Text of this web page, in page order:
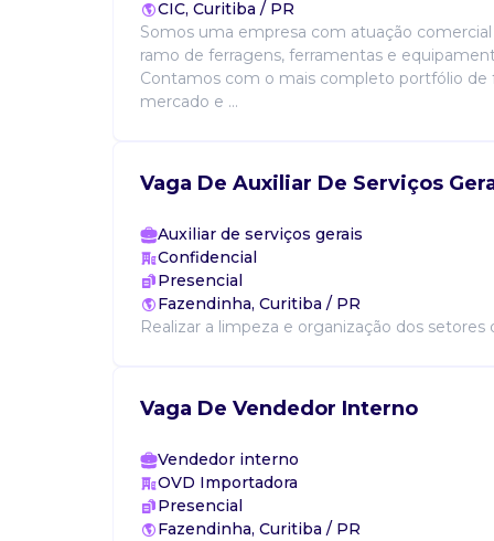
CIC, Curitiba / PR
Somos uma empresa com atuação
ramo de ferragens, ferramentas e
Contamos com o mais completo portfólio de
mercado e ...
Vaga De Auxiliar De Serviços
Auxiliar de serviços gerais
Confidencial
Presencial
Fazendinha, Curitiba / PR
Realizar a limpeza e organização dos setores
Vaga De Vendedor Interno
Vendedor interno
OVD Importadora
Presencial
Fazendinha, Curitiba / PR